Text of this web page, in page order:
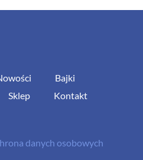
Bajki
Sklep Kontakt
danych osobowych